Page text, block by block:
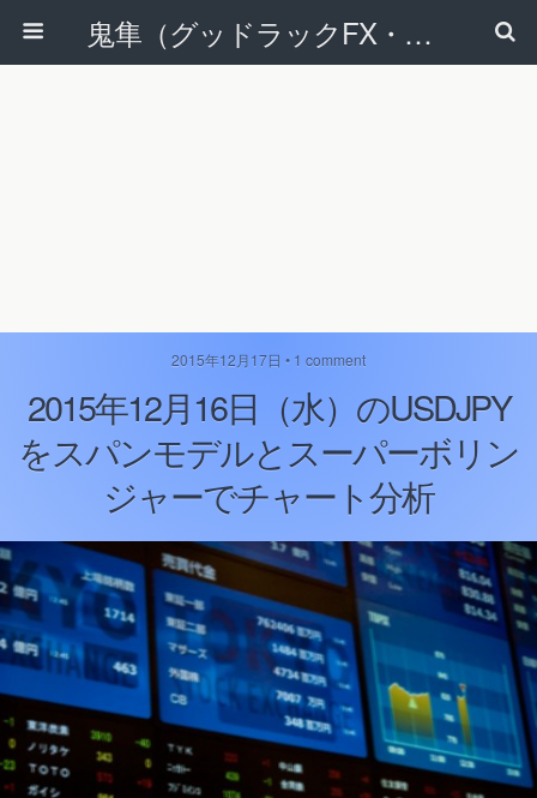
鬼隼（グッドラックFX・改）
2015年12月17日 • 1 comment
2015年12月16日（水）のUSDJPY
をスパンモデルとスーパーボリン
ジャーでチャート分析